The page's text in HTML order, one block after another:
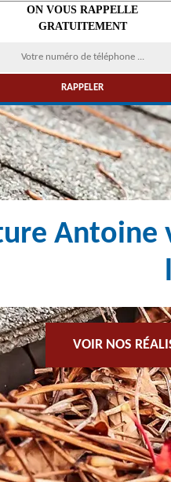
ON VOUS RAPPELLE
GRATUITEMENT
Antoine
VOIR NOS